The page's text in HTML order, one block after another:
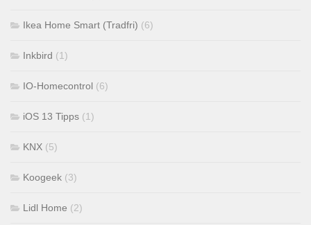
Ikea Home Smart (Tradfri) (6)
Inkbird (1)
IO-Homecontrol (6)
iOS 13 Tipps (1)
KNX (5)
Koogeek (3)
Lidl Home (2)